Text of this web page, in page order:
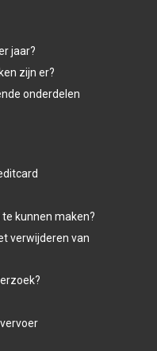
jaar?
zijn er?
onderdelen
kunnen maken?
verwijderen van